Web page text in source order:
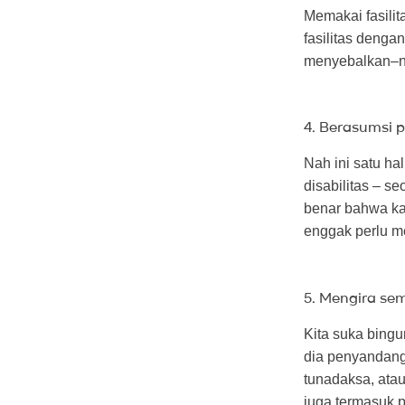
Memakai
fasilitas
4. Berasumsi
Nah ini satu
disabilitas –
benar bahwa
enggak perlu
5. Mengira
Kita suka
dia
tunadaksa,